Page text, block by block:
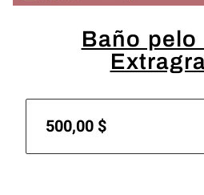
Baño pelo
500,00 $